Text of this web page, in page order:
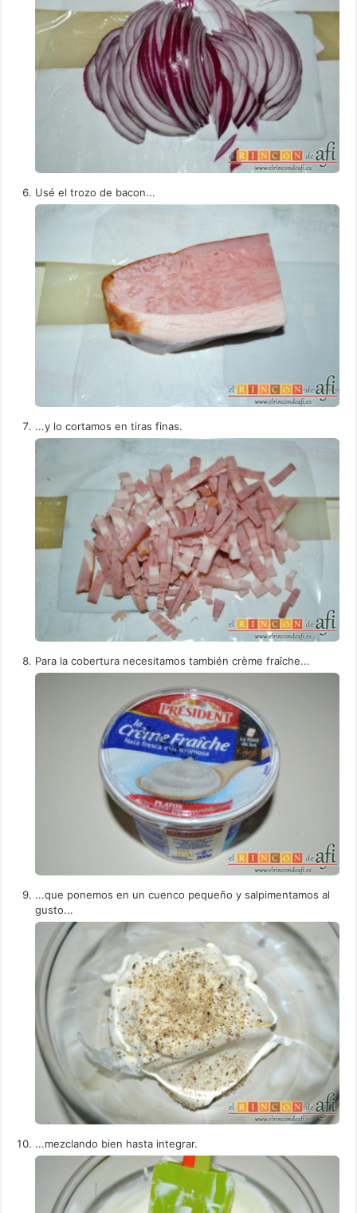
Usé el trozo de bacon...
...y lo cortamos en tiras finas.
Para la cobertura necesitamos también crème fraîche...
...que ponemos en un cuenco pequeño y salpimentamos al
gusto...
...mezclando bien hasta integrar.